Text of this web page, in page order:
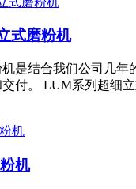
式磨粉机
是结合我们公司几
交付。 LUM系列超细
机